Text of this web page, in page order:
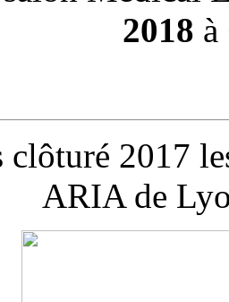
2018 à
clôturé 2017
ARIA de